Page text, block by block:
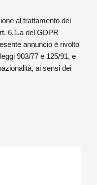
al trattamento dei
6.1.a del GDPR
annuncio è rivolto
903/77 e 125/91, e
ai sensi dei